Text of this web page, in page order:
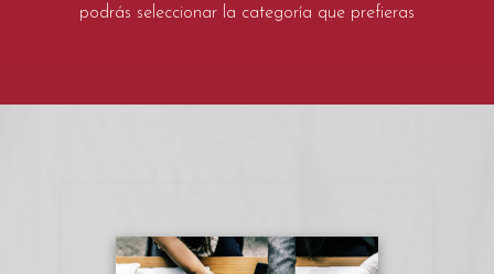
podrás seleccionar la categoría que prefieras